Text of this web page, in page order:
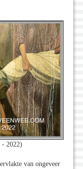
- 2022)
van ongeveer